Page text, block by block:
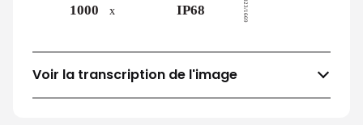
Voir la transcription de l'image